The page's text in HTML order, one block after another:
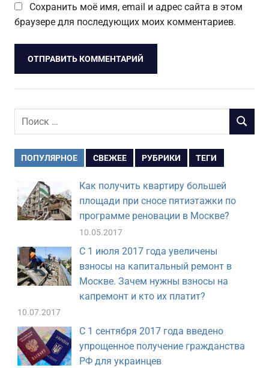
Сохранить моё имя, email и адрес сайта в этом
браузере для последующих моих комментариев.
Поиск
ПОИСК
ПОПУЛЯРНОЕ СВЕЖЕЕ РУБРИКИ ТЕГИ
Как получить квартиру большей
площади при сносе пятиэтажки по
программе реновации в Москве?
10.05.2017
С 1 июля 2017 года увеличены
взносы на капитальный ремонт в
Москве. Зачем нужны взносы на
капремонт и кто их платит?
10.07.2017
С 1 сентября 2017 года введено
упрощенное получение гражданства
РФ для украинцев